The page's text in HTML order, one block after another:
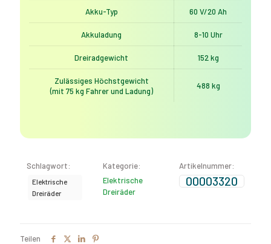
Akku-Typ 60 V/20 Ah
Akkuladung 8-10 Uhr
Dreiradgewicht 152 kg
Zulässiges Höchstgewicht
(mit 75 kg Fahrer und Ladung)
488 kg
Schlagwort:
Elektrische
Dreiräder
Kategorie:
Elektrische
Dreiräder
Artikelnummer:
00003320
Teilen